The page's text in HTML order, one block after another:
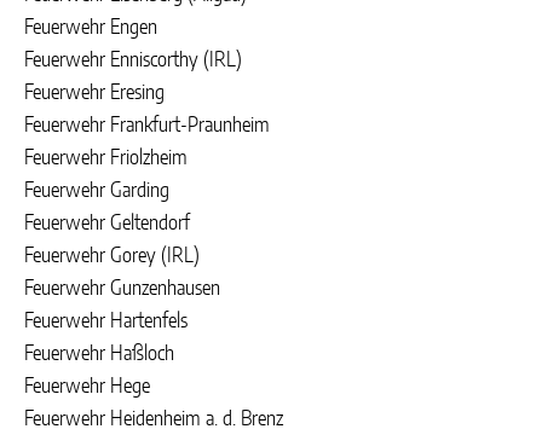
Feuerwehr Engen
Feuerwehr Enniscorthy (IRL)
Feuerwehr Eresing
Feuerwehr Frankfurt-Praunheim
Feuerwehr Friolzheim
Feuerwehr Garding
Feuerwehr Geltendorf
Feuerwehr Gorey (IRL)
Feuerwehr Gunzenhausen
Feuerwehr Hartenfels
Feuerwehr Haßloch
Feuerwehr Hege
Feuerwehr Heidenheim a. d. Brenz